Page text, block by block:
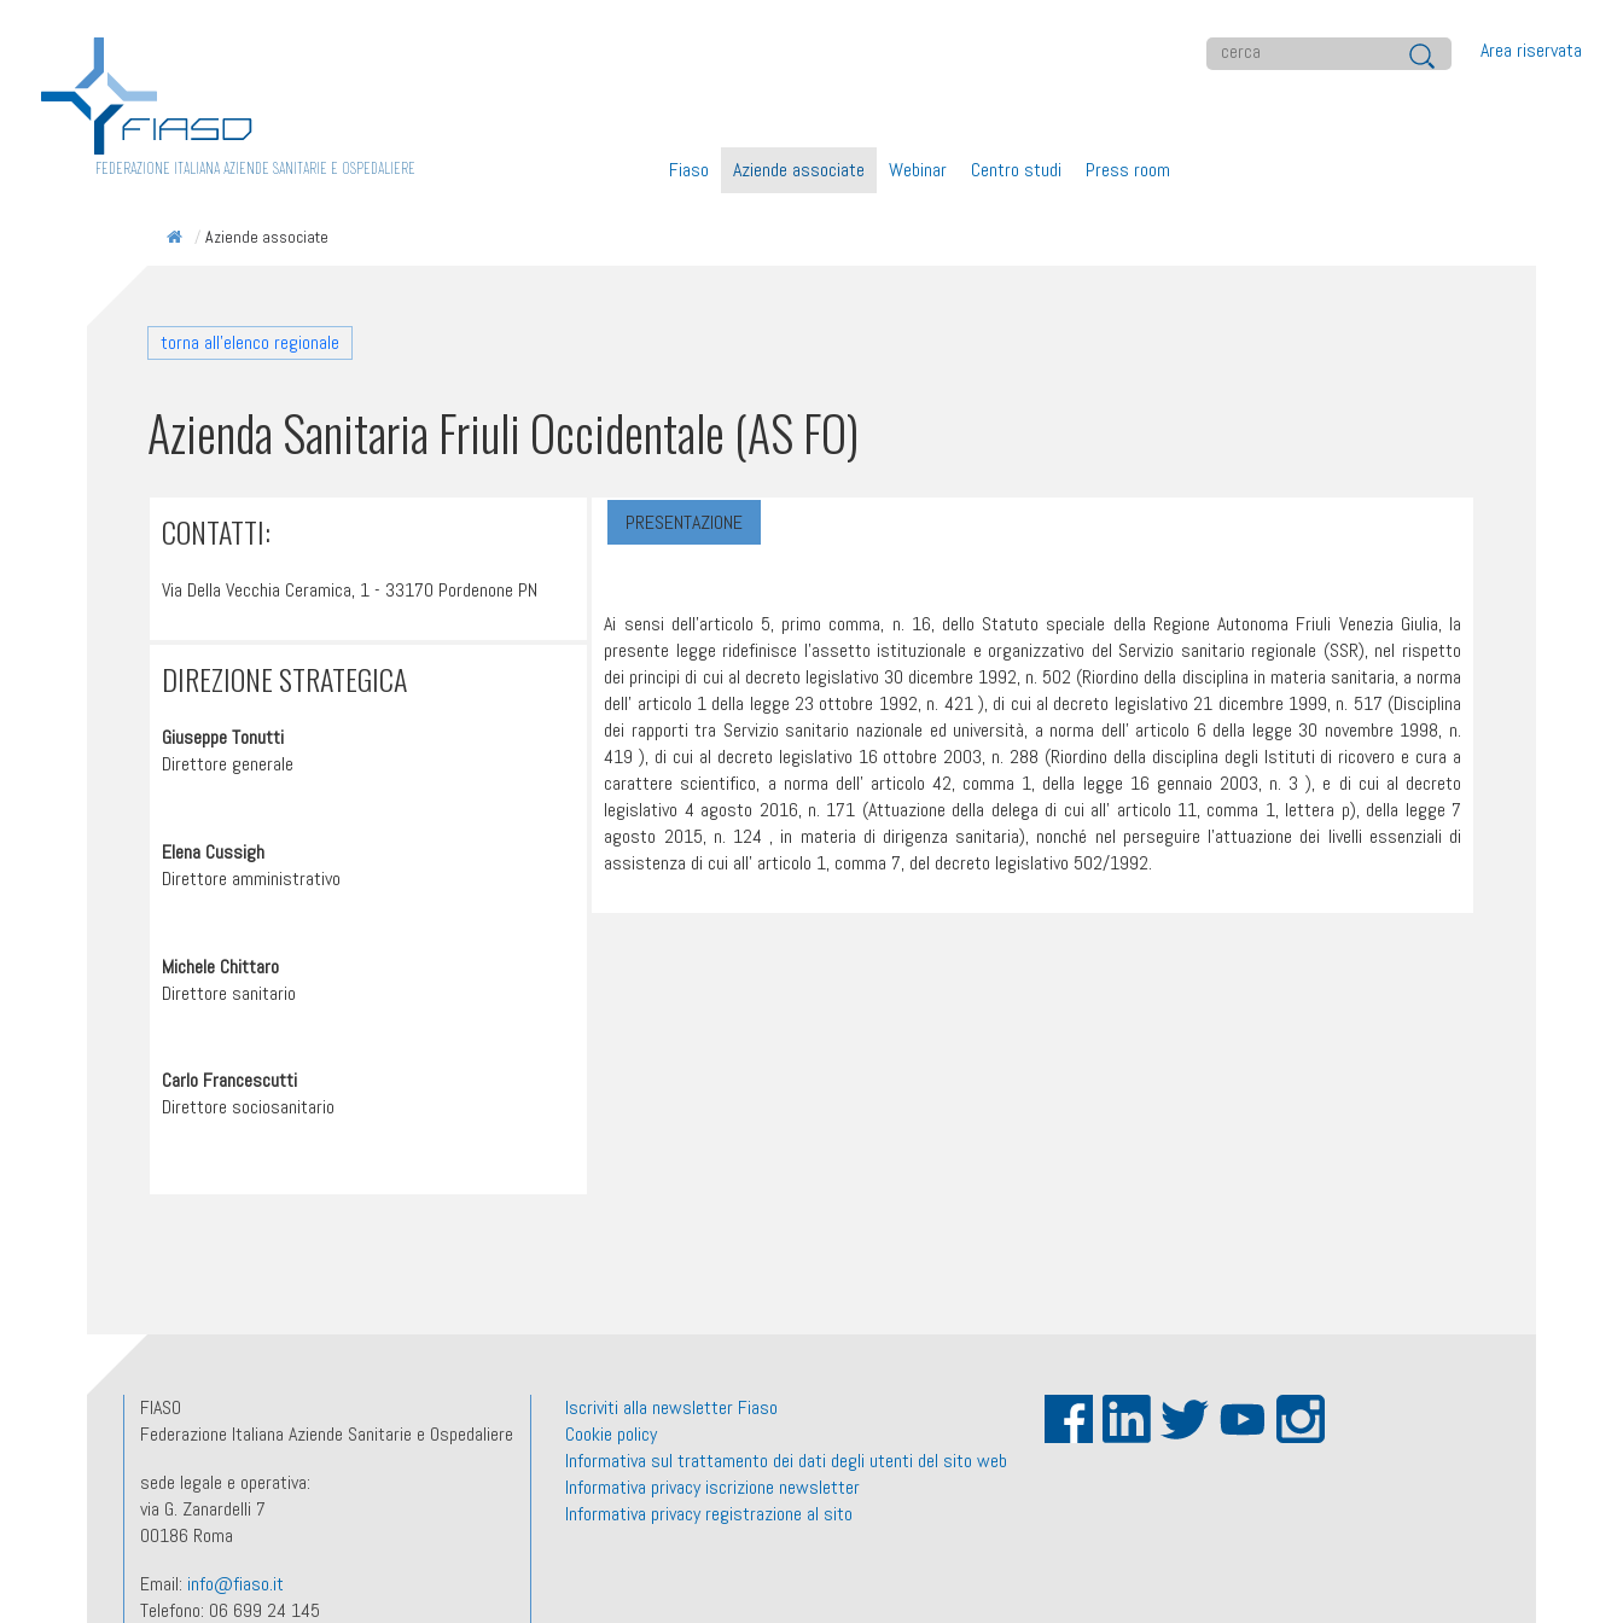
Area riservata
FEDERAZIONE ITALIANA AZIENDE SANITARIE E OSPEDALIERE
Vai
Fiaso Aziende associate Webinar Centro studi Press room
/ Aziende associate
torna all'elenco regionale
Azienda Sanitaria Friuli Occidentale (AS FO)
CONTATTI:
Via Della Vecchia Ceramica, 1 - 33170 Pordenone PN
DIREZIONE STRATEGICA
Giuseppe Tonutti
Direttore generale
Elena Cussigh
Direttore amministrativo
Michele Chittaro
Direttore sanitario
Carlo Francescutti
Direttore sociosanitario
PRESENTAZIONE
Ai sensi dell'articolo 5, primo comma, n. 16, dello Statuto speciale della Regione Autonoma Friuli Venezia Giulia, la
presente legge ridefinisce l'assetto istituzionale e organizzativo del Servizio sanitario regionale (SSR), nel rispetto
dei principi di cui al decreto legislativo 30 dicembre 1992, n. 502 (Riordino della disciplina in materia sanitaria, a norma
dell' articolo 1 della legge 23 ottobre 1992, n. 421 ), di cui al decreto legislativo 21 dicembre 1999, n. 517 (Disciplina
dei rapporti tra Servizio sanitario nazionale ed università, a norma dell' articolo 6 della legge 30 novembre 1998, n.
419 ), di cui al decreto legislativo 16 ottobre 2003, n. 288 (Riordino della disciplina degli Istituti di ricovero e cura a
carattere scientifico, a norma dell' articolo 42, comma 1, della legge 16 gennaio 2003, n. 3 ), e di cui al decreto
legislativo 4 agosto 2016, n. 171 (Attuazione della delega di cui all' articolo 11, comma 1, lettera p), della legge 7
agosto 2015, n. 124 , in materia di dirigenza sanitaria), nonché nel perseguire l'attuazione dei livelli essenziali di
assistenza di cui all' articolo 1, comma 7, del decreto legislativo 502/1992.
FIASO
Federazione Italiana Aziende Sanitarie e Ospedaliere
sede legale e operativa:
via G. Zanardelli 7
00186 Roma
Email: info@fiaso.it
Telefono: 06 699 24 145
Iscriviti alla newsletter Fiaso
Cookie policy
Informativa sul trattamento dei dati degli utenti del sito web
Informativa privacy iscrizione newsletter
Informativa privacy registrazione al sito